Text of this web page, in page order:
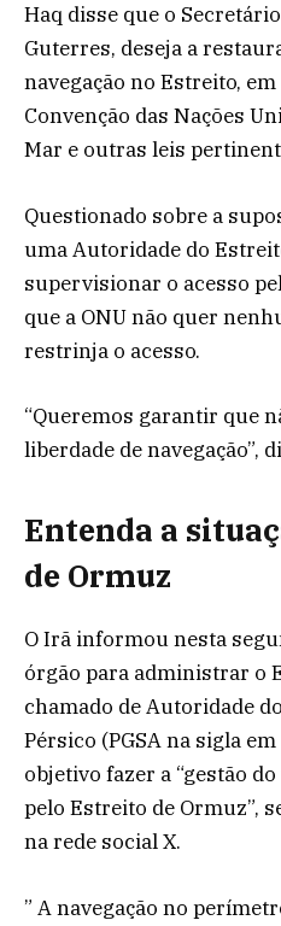
Haq disse que o
Guterres, deseja a
navegação no Estreito,
Convenção das Nações
Mar e outras leis
Questionado sobre a
uma Autoridade do
supervisionar o acesso
que a ONU não quer
restrinja o acesso.
“Queremos garantir que
liberdade de navegação”,
Entenda a
de Ormuz
O Irã informou nesta
órgão para administrar o
chamado de Autoridade
Pérsico (PGSA na sigla
objetivo fazer a “gestão
pelo Estreito de Ormuz”,
na rede social X.
” A navegação no